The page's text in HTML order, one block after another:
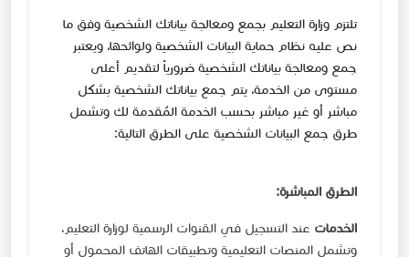
تلتزم وزارة التعليم بجمع ومعالجة بياناتك الشخصية وفق ما
نص عليه نظام حماية البيانات الشخصية ولوائحها، ويعتبر
جمع ومعالجة بياناتك الشخصية ضرورياً لتقديم أعلى
مستوى من الخدمة، يتم جمع بياناتك الشخصية بشكل
مباشر أو غير مباشر بحسب الخدمة المُقدمة لك وتشمل
طرق جمع البيانات الشخصية على الطرق التالية:​
الطرق المباشرة:
الخدمات عند التسجيل في القنوات الرسمية لوزارة التعليم،
وتشمل المنصات التعليمية وتطبيقات الهاتف المحمول أو